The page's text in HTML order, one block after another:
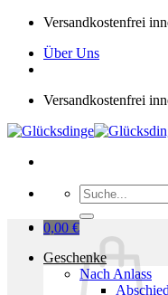
Zum
springen
Versandkostenfrei
Über Uns
Versandkostenfrei
Suchen
nach:
0,00 €
Geschenke
Nach Anlass